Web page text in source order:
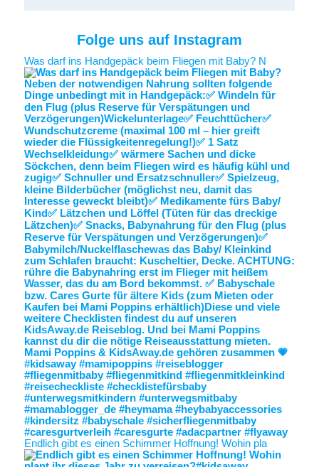
Folge uns auf Instagram
Was darf ins Handgepäck beim Fliegen mit Baby? N
Endlich gibt es einen Schimmer Hoffnung! Wohin pla